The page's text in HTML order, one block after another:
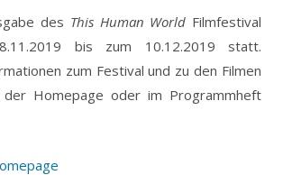
des This Human World Filmfestival
bis zum 10.12.2019 statt.
zum Festival und zu den Filmen
der Homepage oder im Programmheft